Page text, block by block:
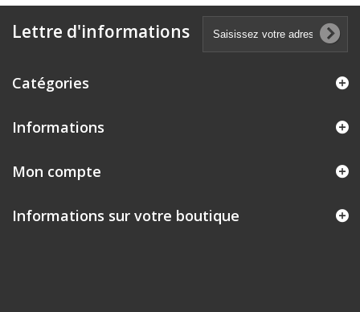
Lettre d'informations
Catégories
Informations
Mon compte
Informations sur votre boutique